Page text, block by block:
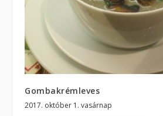
Gombakrémleves
2017. október 1. vasárnap